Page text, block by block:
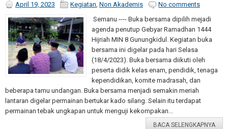
April 19, 2023 Kegiatan, Non Akademis
No comments
Semanu ---- Buka bersama dipilih mejadi
agenda penutup Gebyar Ramadhan 1444
Hijriah MIN 8 Gunungkidul. Kegiatan buka
bersama ini digelar pada hari Selasa
(18/4/2023). Buka bersama diikuti oleh
peserta didik kelas enam, pendidik, tenaga
kependidikan, komite madrasah, dan
beberapa tamu undangan. Buka bersama menjadi semakin meriah
lantaran digelar permainan bertukar kado silang. Selain itu terdapat
permainan tebak ungkapan untuk menguji kekompakan...
BACA SELENGKAPNYA